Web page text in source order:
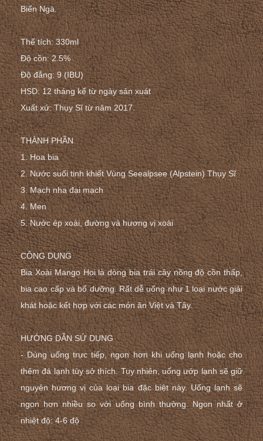
Biển Ngà.
Thể tích: 330ml
Độ cồn: 2.5%
Độ đắng: 9 (IBU)
HSD: 12 tháng kể từ ngày sản xuát
Xuất xứ: Thụy Sĩ từ năm 2017.
THÀNH PHẦN
1. Hoa bia
2. Nước suối tinh khiết Vùng Seealpsee (Alpstein) Thụy Sĩ
3. Mạch nha đại mạch
4. Men
5. Nước ép xoài, đường và hương vị xoài
CÔNG DỤNG
Bia Xoài Mango Hoi là dòng bia trái cây nồng độ cồn thấp,
bia cao cấp và bổ dưỡng. Rất dễ uống như 1 loại nước giải
khát hoặc kết hợp với các món ăn Việt và Tây.
HƯỚNG DẪN SỬ DỤNG
- Dùng uống trực tiếp, ngon hơn khi uống lạnh hoặc cho
thêm đá lạnh tùy sở thích. Tuy nhiên, uống ướp lạnh sẽ giữ
nguyên hương vị của loại bia đặc biệt này. Uống lạnh sẽ
ngon hơn nhiều so với uống bình thường. Ngon nhất ở
nhiệt độ: 4-6 độ